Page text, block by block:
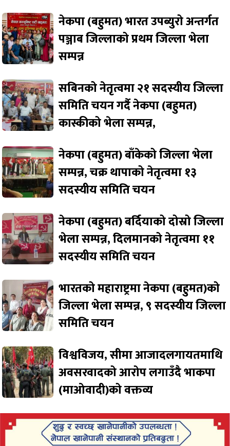
नेकपा (बहुमत) भारत उपब्युरो अन्तर्गत
पञ्जाब जिल्लाको प्रथम जिल्ला भेला
सम्पन्न
सबिनको नेतृत्वमा २१ सदस्यीय जिल्ला
समिति चयन गर्दै नेकपा (बहुमत)
कास्कीको भेला सम्पन्न,
नेकपा (बहुमत) बाँकेको जिल्ला भेला
सम्पन्न, चक्र थापाको नेतृत्वमा १३
सदस्यीय समिति चयन
नेकपा (बहुमत) बर्दियाको दोस्रो जिल्ला
भेला सम्पन्न, दिलमानको नेतृत्वमा ११
सदस्यीय समिति चयन
भारतको महाराष्ट्रमा नेकपा (बहुमत)को
जिल्ला भेला सम्पन्न, ९ सदस्यीय जिल्ला
समिति चयन
विश्वविजय, सीमा आजादलगायतमाथि
अवसरवादको आरोप लगाउँदै भाकपा
(माओवादी)को वक्तव्य